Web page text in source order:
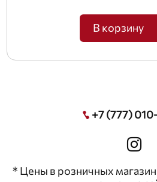
В корзину
+7 (777)
* Цены в розничных